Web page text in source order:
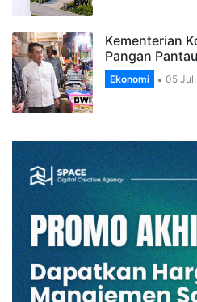
Kementerian
Pangan
Ekonomi 05 Jul